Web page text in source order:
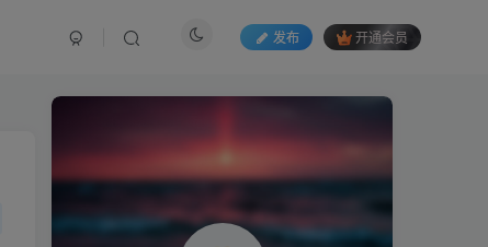
发布 开通会员